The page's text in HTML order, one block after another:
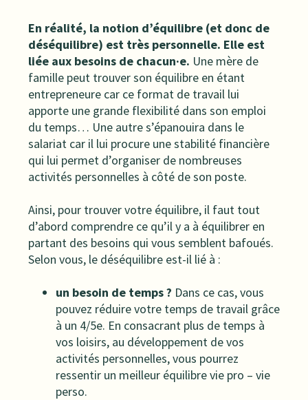
En réalité, la notion d’équilibre (et donc de
déséquilibre) est très personnelle. Elle est
liée aux besoins de chacun·e. Une mère de
famille peut trouver son équilibre en étant
entrepreneure car ce format de travail lui
apporte une grande flexibilité dans son emploi
du temps… Une autre s’épanouira dans le
salariat car il lui procure une stabilité financière
qui lui permet d’organiser de nombreuses
activités personnelles à côté de son poste.
Ainsi, pour trouver votre équilibre, il faut tout
d’abord comprendre ce qu’il y a à équilibrer en
partant des besoins qui vous semblent bafoués.
Selon vous, le déséquilibre est-il lié à :
un besoin de temps ? Dans ce cas, vous
pouvez réduire votre temps de travail grâce
à un 4/5e. En consacrant plus de temps à
vos loisirs, au développement de vos
activités personnelles, vous pourrez
ressentir un meilleur équilibre vie pro – vie
perso.